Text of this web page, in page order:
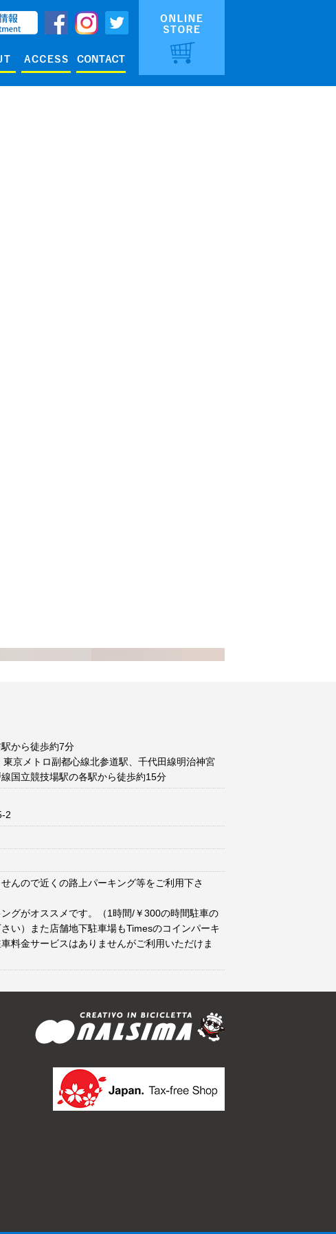
から徒歩約7分
京メトロ副都心線北参道駅、千代田線明治神宮
国立競技場駅の各駅から徒歩約15分
2
んので近くの路上パーキング等をご利用下さ
グがオススメです。（1時間/￥300の時間駐車の
い）また店舗地下駐車場もTimesのコインパーキ
料金サービスはありませんがご利用いただけま